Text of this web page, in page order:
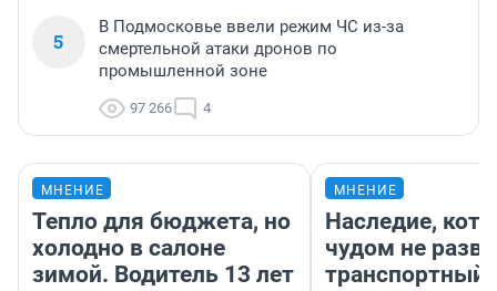
5
В Подмосковье ввели режим ЧС из-за
смертельной атаки дронов по
промышленной зоне
97 266 4
МНЕНИЕ
Тепло для бюджета, но
холодно в салоне
зимой. Водитель 13 лет
МНЕНИЕ
Наследие,
чудом не
транспортный